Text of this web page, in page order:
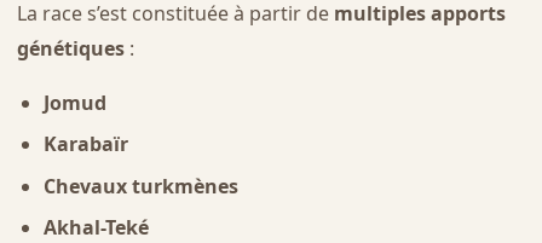
La race s’est constituée à partir de multiples apports
génétiques:
Jomud
Karabaïr
Chevaux turkmènes
Akhal-Teké